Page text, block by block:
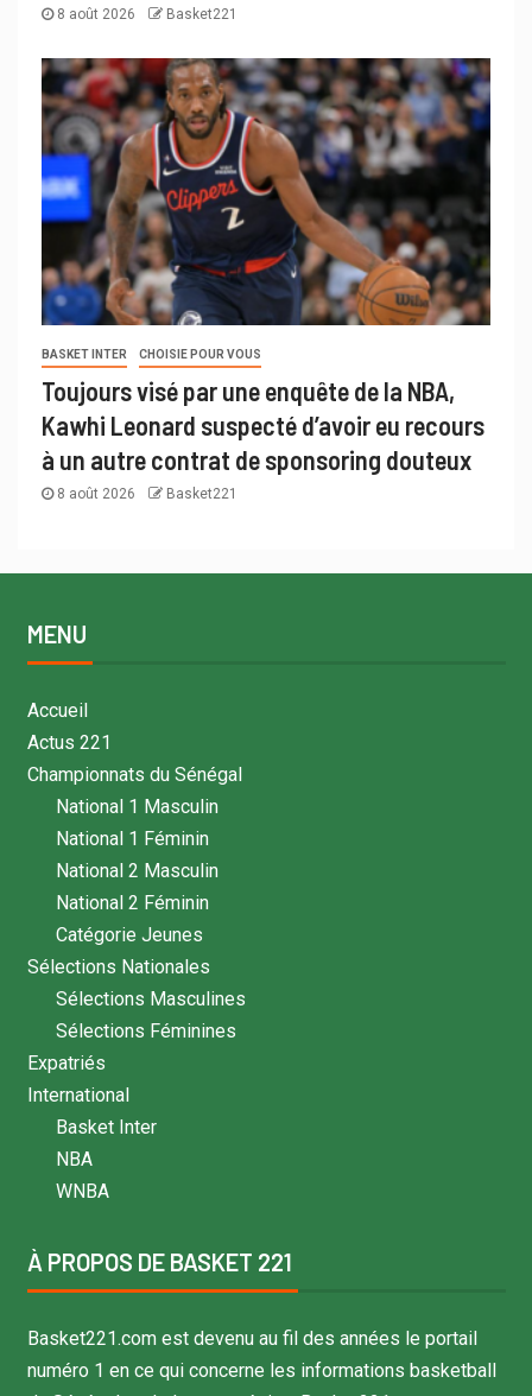
8 août 2026 Basket221
BASKET INTER CHOISIE POUR VOUS
Toujours visé par une enquête de la NBA,
Kawhi Leonard suspecté d’avoir eu recours
à un autre contrat de sponsoring douteux
8 août 2026 Basket221
MENU
Accueil
Actus 221
Championnats du Sénégal
National 1 Masculin
National 1 Féminin
National 2 Masculin
National 2 Féminin
Catégorie Jeunes
Sélections Nationales
Sélections Masculines
Sélections Féminines
Expatriés
International
Basket Inter
NBA
WNBA
À PROPOS DE BASKET 221
Basket221.com est devenu au fil des années le portail
numéro 1 en ce qui concerne les informations basketball